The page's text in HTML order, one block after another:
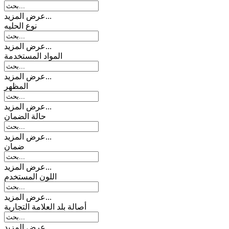
عرض المزيد...
نوع الحلیه
عرض المزيد...
المواد المستخدمة
عرض المزيد...
المظهر
عرض المزيد...
حالة الضمان
عرض المزيد...
ضمان
عرض المزيد...
اللون المستخدم
عرض المزيد...
أصالة بلد العلامة التجارية